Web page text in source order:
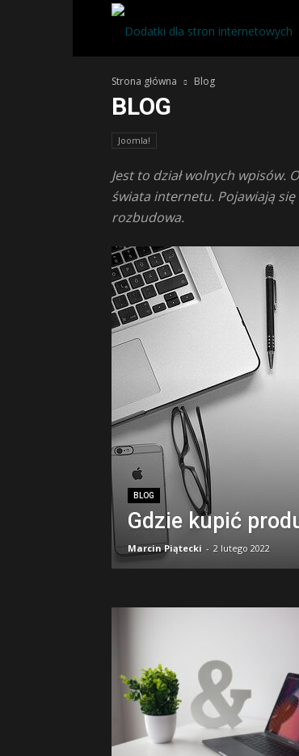
Strona główna Blog
BLOG
Joomla!
Jest to dział wolnych
świata internetu. Pojawiają
rozbudowa.
BLOG
Gdzie kupić
Marcin Piątecki - 2 lutego 2022